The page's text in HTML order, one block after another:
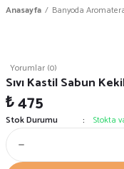
Anasayfa Banyoda
Yorumlar (0)
Sıvı Kastil Sabun
₺ 475
Stok Durumu
Stokta